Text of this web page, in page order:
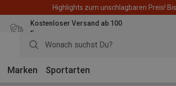
Highlights zum unschlagbaren Preis!
Kostenloser Versand ab 100
Euro
Marken Sportarten